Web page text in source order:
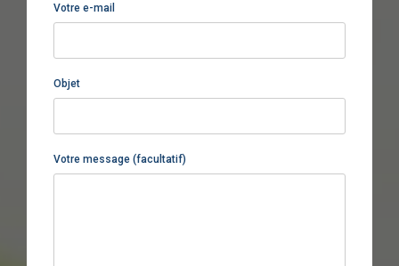
Votre e-mail
Objet
Votre message (facultatif)